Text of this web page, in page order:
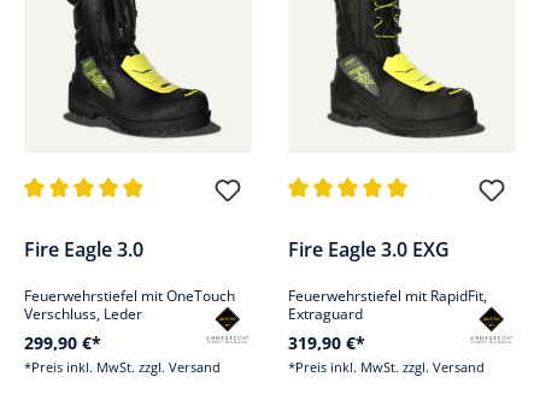
Fire Eagle 3.0
Feuerwehrstiefel mit OneTouch
Verschluss, Leder
299,90 €*
*Preis inkl. MwSt. zzgl. Versand
Fire Eagle 3.0 EXG
Feuerwehrstiefel mit RapidFit,
Extraguard
319,90 €*
*Preis inkl. MwSt. zzgl. Versand